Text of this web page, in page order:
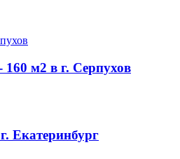
160 м2 в г. Серпухов
Екатеринбург